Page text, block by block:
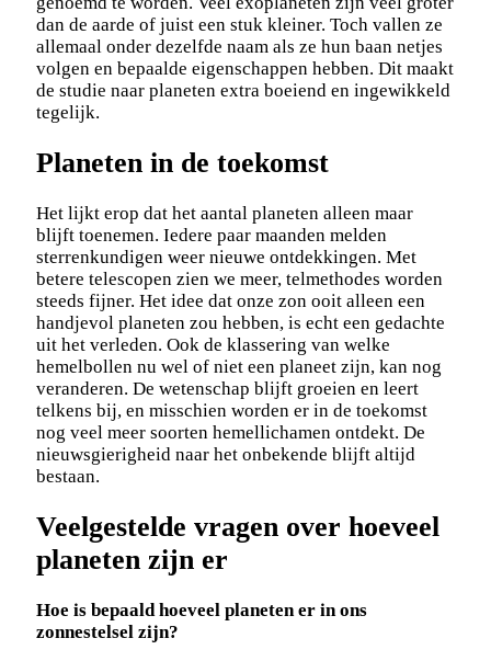
dan de aarde of juist een stuk kleiner. Toch vallen ze
allemaal onder dezelfde naam als ze hun baan netjes
volgen en bepaalde eigenschappen hebben. Dit maakt
de studie naar planeten extra boeiend en ingewikkeld
tegelijk.
Planeten in de toekomst
Het lijkt erop dat het aantal planeten alleen maar
blijft toenemen. Iedere paar maanden melden
sterrenkundigen weer nieuwe ontdekkingen. Met
betere telescopen zien we meer, telmethodes worden
steeds fijner. Het idee dat onze zon ooit alleen een
handjevol planeten zou hebben, is echt een gedachte
uit het verleden. Ook de klassering van welke
hemelbollen nu wel of niet een planeet zijn, kan nog
veranderen. De wetenschap blijft groeien en leert
telkens bij, en misschien worden er in de toekomst
nog veel meer soorten hemellichamen ontdekt. De
nieuwsgierigheid naar het onbekende blijft altijd
bestaan.
Veelgestelde vragen over hoeveel
planeten zijn er
Hoe is bepaald hoeveel planeten er in ons
zonnestelsel zijn?